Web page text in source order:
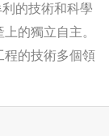
的技術和科學
的獨立自主。
程的技術多個領